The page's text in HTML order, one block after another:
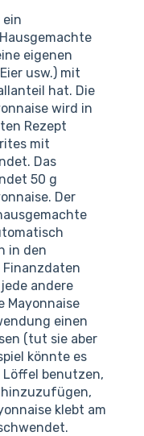
ein
eigenen
usw.) mit
hat. Die
wird in
Rezept
mit
Das
50 g
Der
in den
andere
Mayonnaise
einen
(tut sie aber
könnte es
Löffel benutzen,
hinzuzufügen,
klebt am